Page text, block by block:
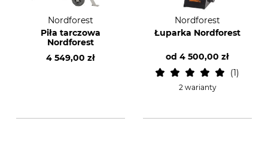
Nordforest
Piła tarczowa
Nordforest
4 549,00 zł
Nordforest
Łuparka Nordforest
od 4 500,00 zł
1
2 warianty